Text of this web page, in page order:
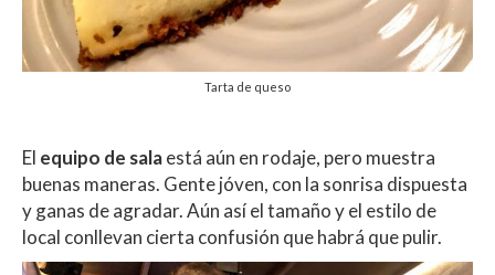
Tarta de queso
El equipo de salaestá aún en rodaje, pero muestra
buenas maneras. Gente jóven, con la sonrisa dispuesta
y ganas de agradar. Aún así el tamaño y el estilo de
local conllevan cierta confusión que habrá que pulir.